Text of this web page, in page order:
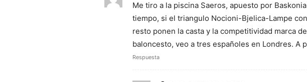
Me tiro a la piscina Saeros, apuesto por
tiempo, si el triangulo Nocioni-Bjelica-Lampe
resto ponen la casta y la competitividad marca
baloncesto, veo a tres españoles en Londres. A
Respuesta